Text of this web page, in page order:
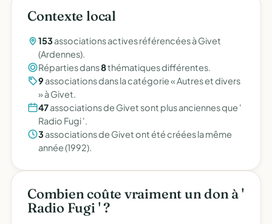
Contexte local
153associations actives référencées à Givet
(Ardennes).
Réparties dans8thématiques différentes.
9 associations dans la catégorie « Autres et divers
» à Givet.
47associations de Givet sont plus anciennes que '
Radio Fugi '.
3associations de Givet ont été créées la même
année (1992).
Combien coûte vraiment un don à '
Radio Fugi ' ?